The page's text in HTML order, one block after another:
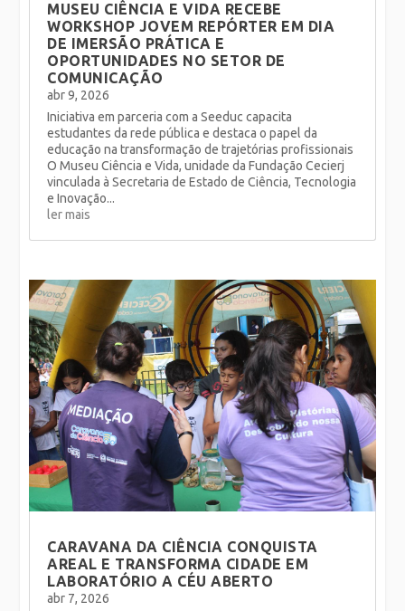
MUSEU CIÊNCIA E VIDA RECEBE
WORKSHOP JOVEM REPÓRTER EM DIA
DE IMERSÃO PRÁTICA E
OPORTUNIDADES NO SETOR DE
COMUNICAÇÃO
abr 9, 2026
Iniciativa em parceria com a Seeduc capacita
estudantes da rede pública e destaca o papel da
educação na transformação de trajetórias profissionais
O Museu Ciência e Vida, unidade da Fundação Cecierj
vinculada à Secretaria de Estado de Ciência, Tecnologia
e Inovação...
ler mais
CARAVANA DA CIÊNCIA CONQUISTA
AREAL E TRANSFORMA CIDADE EM
LABORATÓRIO A CÉU ABERTO
abr 7, 2026